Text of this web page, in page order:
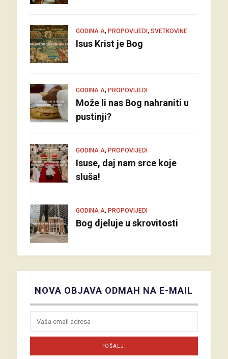
GODINA A, PROPOVIJEDI, SVETKOVINE
Isus Krist je Bog
GODINA A, PROPOVIJEDI
Može li nas Bog nahraniti u
pustinji?
GODINA A, PROPOVIJEDI
Isuse, daj nam srce koje
sluša!
GODINA A, PROPOVIJEDI
Bog djeluje u skrovitosti
NOVA OBJAVA ODMAH NA E-MAIL